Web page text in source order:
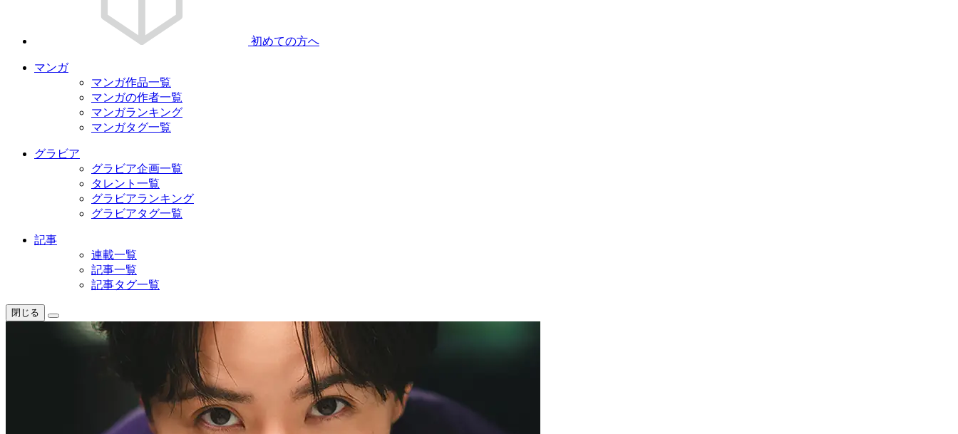
初めての方へ
マンガ
マンガ作品一覧
マンガの作者一覧
マンガランキング
マンガタグ一覧
グラビア
グラビア企画一覧
タレント一覧
グラビアランキング
グラビアタグ一覧
記事
連載一覧
記事一覧
記事タグ一覧
閉じる